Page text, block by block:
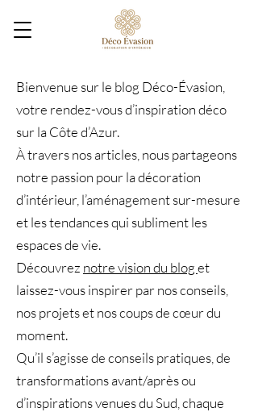
Bienvenue sur le blog Déco-Évasion,
votre rendez-vous d’inspiration déco
sur la Côte d’Azur.
À travers nos articles, nous partageons
notre passion pour la décoration
d’intérieur, l’aménagement sur-mesure
et les tendances qui subliment les
espaces de vie.
Découvrez notre vision du bloget
laissez-vous inspirer par nos conseils,
nos projets et nos coups de cœur du
moment.
Qu’il s’agisse de conseils pratiques, de
transformations avant/après ou
d’inspirations venues du Sud, chaque